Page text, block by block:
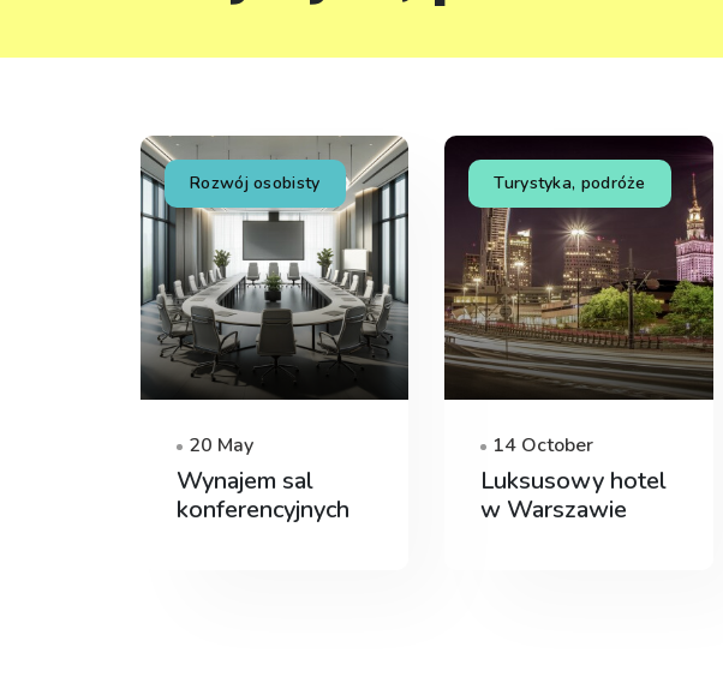
Rozwój osobisty
20 May
Wynajem sal
konferencyjnych
Turystyka, podróże
14 October
Luksusowy hotel
w Warszawie